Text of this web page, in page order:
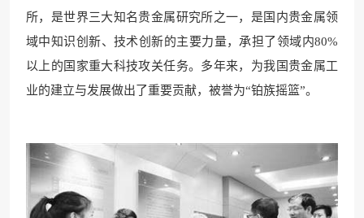
所，是世界三大知名贵金属研究所之一，是国内贵金属领
域中知识创新、技术创新的主要力量，承担了领域内80%
以上的国家重大科技攻关任务。多年来，为我国贵金属工
业的建立与发展做出了重要贡献，被誉为“铂族摇篮”。